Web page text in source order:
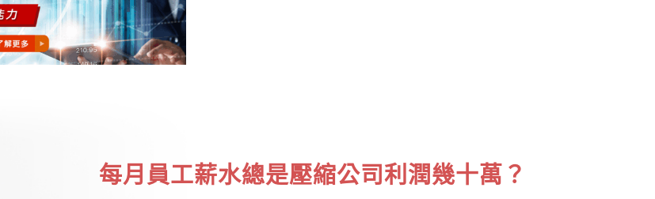
每月員工薪水總是壓縮公司利潤幾十萬？